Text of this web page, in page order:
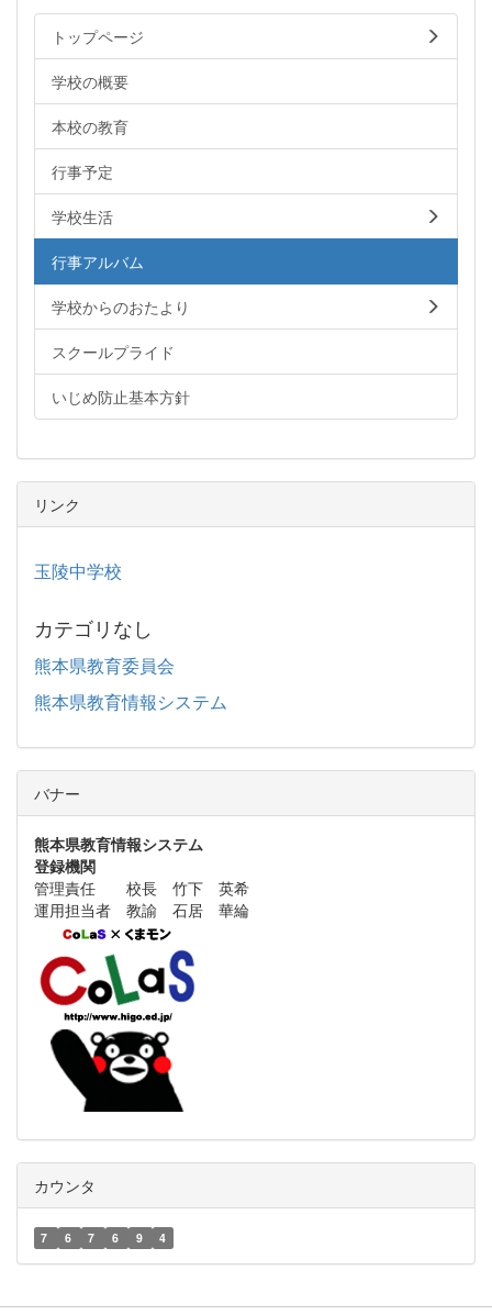
トップページ
学校の概要
本校の教育
行事予定
学校生活
行事アルバム
学校からのおたより
スクールプライド
いじめ防止基本方針
リンク
玉陵中学校
カテゴリなし
熊本県教育委員会
熊本県教育情報システム
バナー
熊本県教育情報システム
登録機関
管理責任 校長 竹下 英希
運用担当者 教諭 石居 華綸
カウンタ
7 6 7 6 9 4